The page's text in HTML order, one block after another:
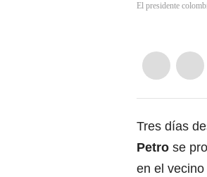
El presidente
Tres días
Petro se
en el